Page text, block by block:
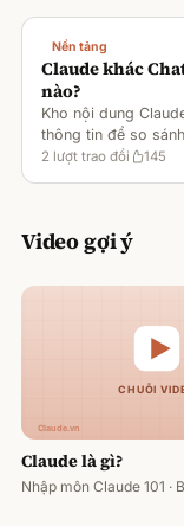
Nền tảng
Claude khác
nào?
Kho nội dung
thông tin để so
ChatGPT. Hiện chỉ
2 lượt trao đổi 145
Video gợi ý
Claude là gì?
Nhập môn Claude 101 ·